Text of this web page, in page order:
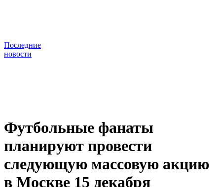
Последние
новости
Футбольные фанаты
планируют провести
следующую массовую акцию
в Москве 15 декабря